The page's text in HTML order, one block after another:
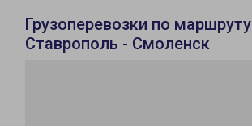
Грузоперевозки по маршруту
Ставрополь - Смоленск